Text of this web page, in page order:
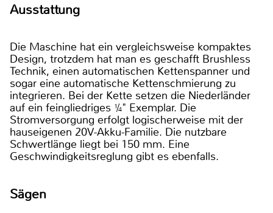
Ausstattung
Die Maschine hat ein vergleichsweise kompaktes
Design, trotzdem hat man es geschafft Brushless
Technik, einen automatischen Kettenspanner und
sogar eine automatische Kettenschmierung zu
integrieren. Bei der Kette setzen die Niederländer
auf ein feingliedriges ¼" Exemplar. Die
Stromversorgung erfolgt logischerweise mit der
hauseigenen 20V-Akku-Familie. Die nutzbare
Schwertlänge liegt bei 150 mm. Eine
Geschwindigkeitsreglung gibt es ebenfalls.
Sägen